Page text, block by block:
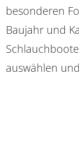
besonderen
Baujahr und
auswählen